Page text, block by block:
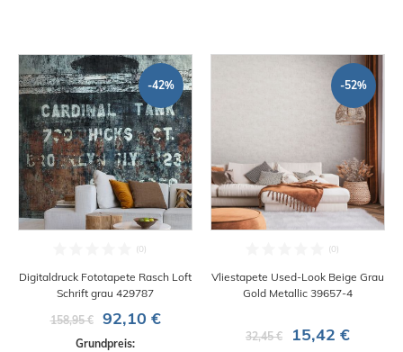
-42%
Digitaldruck Fototapete Rasch Loft
Schrift grau 429787
158,95 €
92,10 €
Grundpreis:
-52%
Vliestapete Used-Look Beige Grau
Gold Metallic 39657-4
32,45 € 15,42 €